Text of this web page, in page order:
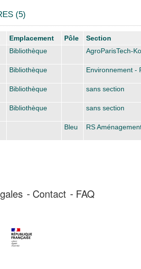
(5)
Emplacement Pôle Section
Bibliothèque AgroParisTech-
Bibliothèque Environnement -
Bibliothèque sans section
Bibliothèque sans section
Bleu RS
Contact FAQ